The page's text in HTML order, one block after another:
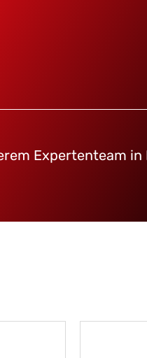
Expertenteam in